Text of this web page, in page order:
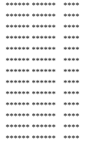
****** ****** ****
****** ****** ****
****** ****** ****
****** ****** ****
****** ****** ****
****** ****** ****
****** ****** ****
****** ****** ****
****** ****** ****
****** ****** ****
****** ****** ****
****** ****** ****
****** ****** ****